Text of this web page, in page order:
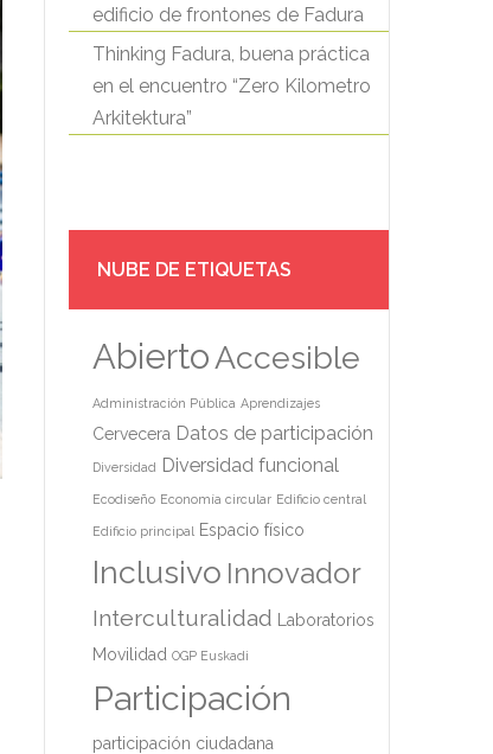
edificio de frontones de Fadura
Thinking Fadura, buena práctica
en el encuentro “Zero Kilometro
Arkitektura”
NUBE DE ETIQUETAS
AbiertoAccesible
Administración Pública Aprendizajes
Cervecera Datos de participación
Diversidad Diversidad funcional
Ecodiseño Economía circular Edificio central
Edificio principal Espacio físico
Inclusivo Innovador
Interculturalidad
Laboratorios
Movilidad OGP Euskadi
Participación
participación ciudadana